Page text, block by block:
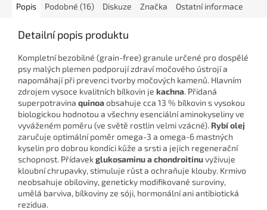
Popis Podobné (16) Diskuze Značka Ostatní informace
Detailní popis produktu
Kompletní bezobilné (grain-free) granule určené pro dospělé
psy malých plemen podporují zdraví močového ústrojí a
napomáhají při prevenci tvorby močových kamenů. Hlavním
zdrojem vysoce kvalitních bílkovin je kachna. Přidaná
superpotravina quinoaobsahuje cca 13 % bílkovin s vysokou
biologickou hodnotou a všechny esenciální aminokyseliny ve
vyváženém poměru (ve světě rostlin velmi vzácné). Rybí olej
zaručuje optimální poměr omega-3 a omega-6 mastných
kyselin pro dobrou kondici kůže a srsti a jejich regenerační
schopnost. Přídavekglukosaminu a chondroitinuvyživuje
kloubní chrupavky, stimuluje růst a ochraňuje klouby. Krmivo
neobsahuje obiloviny, geneticky modifikované suroviny,
umělá barviva, bílkoviny ze sóji, hormonální ani antibiotická
rezidua.